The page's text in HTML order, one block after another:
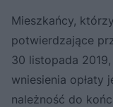
Mieszkańcy,
potwierdzające
30 listopada
wniesienia opłaty
należność do